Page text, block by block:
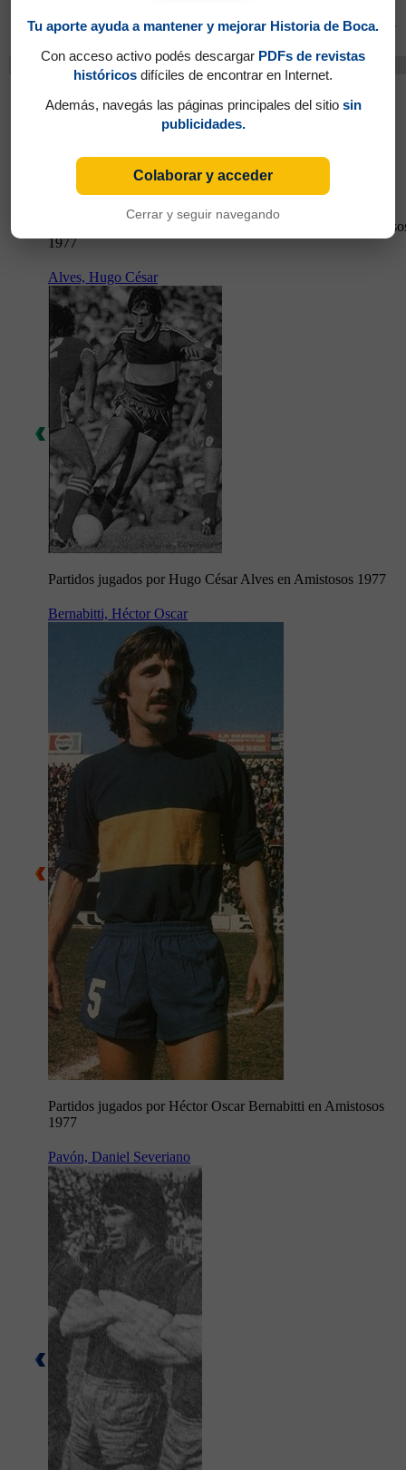
Partidos jugados por Jorge Rodolfo Salas en Amistosos 1977
Cambios
Silguero, Daniel Juan Tomás
Partidos jugados por Daniel Juan Tomás Silguero en
1977
Alves, Hugo César
Partidos jugados por Hugo César Alves en Amistosos 1977
Bernabitti, Héctor Oscar
Partidos jugados por Héctor Oscar Bernabitti en Amistosos
1977
Pavón, Daniel Severiano
Tu aporte ayuda a mantener y mejorar Historia de Boca.
Con acceso activo podés descargar PDFs de revistas
históricos difíciles de encontrar en Internet.
Además, navegás las páginas principales del sitio sin
publicidades.
Colaborar y acceder
Cerrar y seguir navegando